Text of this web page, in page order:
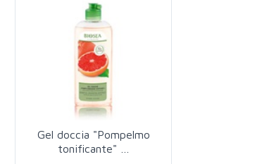
Gel doccia "Pompelmo
tonificante" …